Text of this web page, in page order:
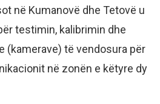
në Kumanovë dhe Tetovë u
testimin, kalibrimin dhe
(kamerave) të vendosura për
në zonën e këtyre dy